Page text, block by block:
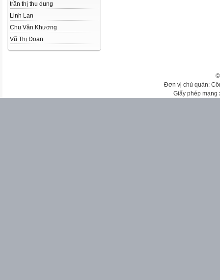
trần thị thu dung
Linh Lan
Chu Văn Khương
Vũ Thị Đoan
Đơn vị chủ quản:
Giấy phép mạng